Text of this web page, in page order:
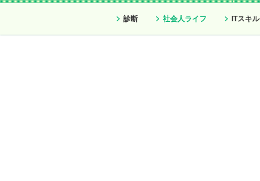
診断 社会人ライフ ITスキル